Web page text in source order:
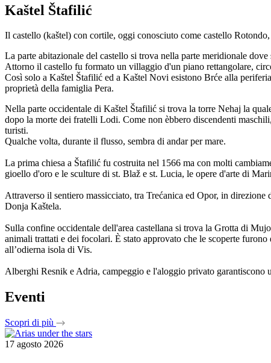
Kaštel Štafilić
Il castello (kaštel) con cortile, oggi conosciuto come castello
La parte abitazionale del castello si trova nella parte meridionale
Attorno il castello fu formato un villaggio d'un piano rettangolare,
Così solo a Kaštel Štafilić ed a Kaštel Novi esistono Brće alla
proprietà della famiglia Pera.
Nella parte occidentale di Kaštel Štafilić si trova la torre Nehaj la
dopo la morte dei fratelli Lodi. Come non èbbero discendenti
turisti.
Qualche volta, durante il flusso, sembra di andar per mare.
La prima chiesa a Štafilić fu costruita nel 1566 ma con molti
gioello d'oro e le sculture di st. Blaž e st. Lucia, le opere d'arte di
Attraverso il sentiero massicciato, tra Trećanica ed Opor, in
Donja Kaštela.
Sulla confine occidentale dell'area castellana si trova la Grotta di
animali trattati e dei focolari. È stato approvato che le scoperte
all’odierna isola di Vis.
Alberghi Resnik e Adria, campeggio e l'aloggio privato
Eventi
Scopri di più
17 agosto 2026